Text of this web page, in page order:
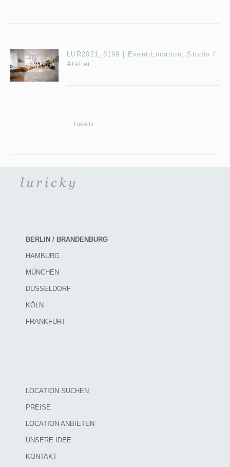
LUR2021_3199 | Event-Location, Studio /
Atelier
-
Details
BERLIN / BRANDENBURG
HAMBURG
MÜNCHEN
DÜSSELDORF
KÖLN
FRANKFURT
LOCATION SUCHEN
PREISE
LOCATION ANBIETEN
UNSERE IDEE
KONTAKT